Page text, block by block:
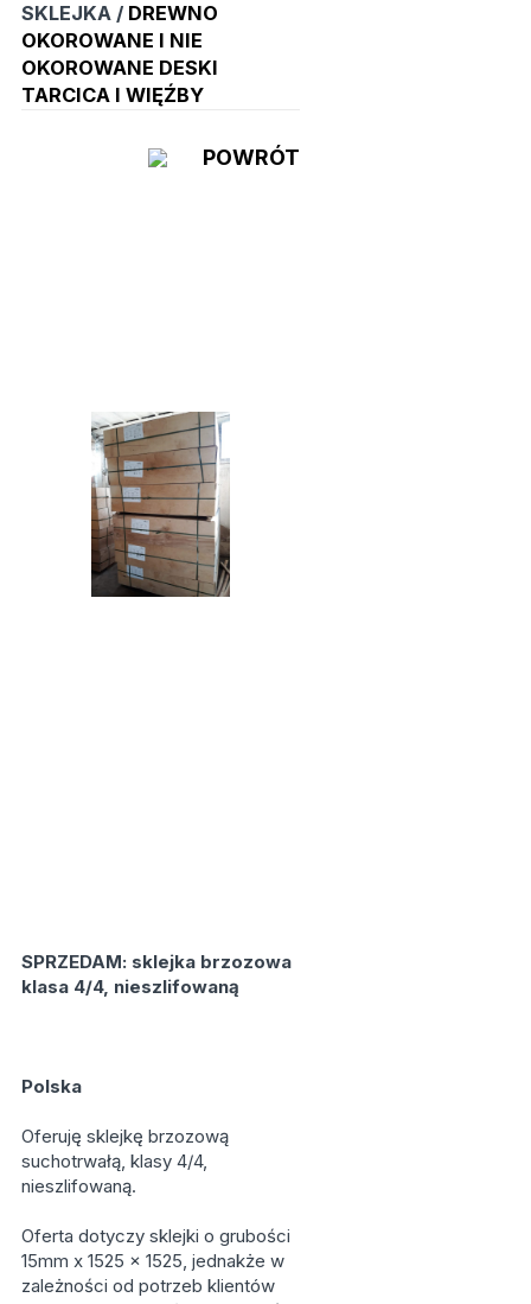
SKLEJKA / DREWNO
OKOROWANE I NIE
OKOROWANE DESKI
TARCICA I WIĘŹBY
POWRÓT
SPRZEDAM: sklejka brzozowa
klasa 4/4, nieszlifowaną
Polska
Oferuję sklejkę brzozową
suchotrwałą, klasy 4/4,
nieszlifowaną.
Oferta dotyczy sklejki o grubości
15mm x 1525 x 1525, jednakże w
zależności od potrzeb klientów